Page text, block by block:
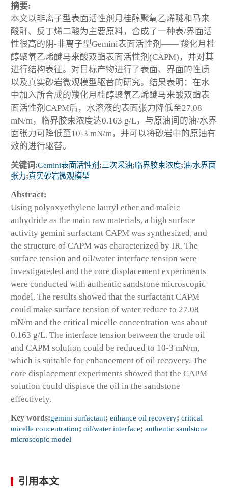
摘要:
本文以非离子型表面活性剂月桂醇聚氧乙烯醚和马来
酸酐、反丁烯二酸为主要原料，合成了一种表/界面活
性很高的阴-非离子型Gemini表面活性剂—— 羧化月桂
醇聚氧乙烯醚马来酸双酯表面活性剂(CAPM)，并对其
进行结构表征。对目标产物进行了表面、界面的性质
以及真实砂岩微观模型驱替的研究。结果表明：在水
中加入所合成的羧化月桂醇聚氧乙烯醚马来酸双酯表
面活性剂CAPM后，水溶液的表面张力降低至27.08
mN/m，临界胶束浓度达0.163 g/L，与原油间的油/水界
面张力可降低至10-3 mN/m，并可以将砂岩中的原油有
效的进行驱替。
关键词:Gemini表面活性剂 ;三次采油; 临界胶束浓度;油/水界面
张力;真实砂岩微观模型
Abstract:
Using polyoxyethylene lauryl ether and maleic
anhydride as the main raw materials, a high surface
activity gemini surfactant CAPM was synthesized, and
the structure of CAPM was characterized by IR. The
surface tension and oil/water interface tension were
investigateded and the core displacement experiments
were conducted with authentic sandstone microscopic
model. The results showed that the surfactant CAPM
could make surface tension of water reduce to 27.08
mN/m and the critical micelle concentration was about
0.163 g/L. The interface tension between the crude oil
and CAPM solution could be reduced to 10-3 mN/m,
which is suitable for enhancement of oil recovery. The
core displacement experiments showed that the CAPM
solution could displace the oil in the sandstone
effectively.
Key words:gemini surfactant; enhance oil recovery; critical
micelle concentration; oil/water interface; authentic sandstone
microscopic model
引用本文